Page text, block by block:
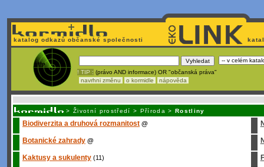
katalog odkazů občanské společnosti
! TIP : (právo AND informace) OR "občanská práva"
navrhni změnu
o kormidle nápověda
> Životní prostředí > Příroda >Rostliny
Biodiverzita a druhová rozmanitost @
Botanické zahrady @
Kaktusy a sukulenty (11)